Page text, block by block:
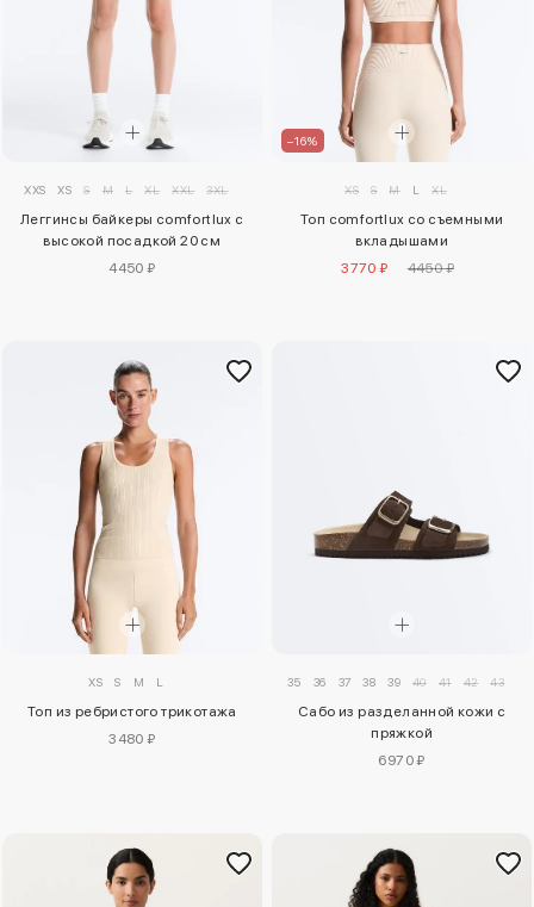
XXS XS S M L XL XXL 3XL
Леггинсы байкеры comfortlux с
высокой посадкой 20 см
4450 ₽
–16%
XS S M L XL
Топ comfortlux со съемными
вкладышами
3770 ₽
4450 ₽
XS S M L
Топ из ребристого трикотажа
3480 ₽
35 36 37 38 39 40 41 42 43
Сабо из разделанной кожи с
пряжкой
6970 ₽